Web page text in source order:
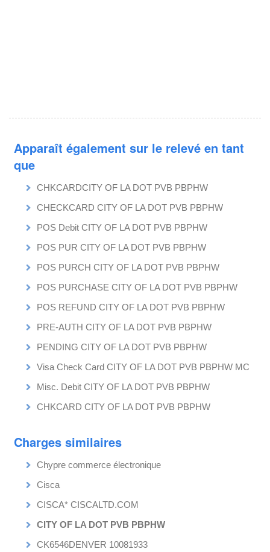
Apparaît également sur le relevé en tant
que
CHKCARDCITY OF LA DOT PVB PBPHW
CHECKCARD CITY OF LA DOT PVB PBPHW
POS Debit CITY OF LA DOT PVB PBPHW
POS PUR CITY OF LA DOT PVB PBPHW
POS PURCH CITY OF LA DOT PVB PBPHW
POS PURCHASE CITY OF LA DOT PVB PBPHW
POS REFUND CITY OF LA DOT PVB PBPHW
PRE-AUTH CITY OF LA DOT PVB PBPHW
PENDING CITY OF LA DOT PVB PBPHW
Visa Check Card CITY OF LA DOT PVB PBPHW MC
Misc. Debit CITY OF LA DOT PVB PBPHW
CHKCARD CITY OF LA DOT PVB PBPHW
Charges similaires
Chypre commerce électronique
Cisca
CISCA* CISCALTD.COM
CITY OF LA DOT PVB PBPHW
CK6546DENVER 10081933